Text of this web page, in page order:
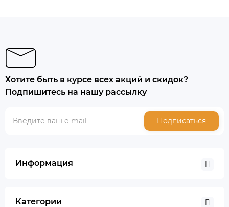
Хотите быть в курсе всех акций и скидок?
Подпишитесь на нашу рассылку
Подписаться
Информация
Категории